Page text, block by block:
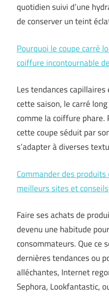
quotidien suivi d’une
de conserver un teint
Pourquoi le coupe carré
coiffure incontournable
Les tendances
cette saison, le carré
comme la coiffure
cette coupe séduit par
s’adapter à diverses
Commander des
meilleurs sites et conseils
Faire ses achats de
devenu une habitude
consommateurs. Que ce
dernières tendances ou
alléchantes, Internet
Sephora, Lookfantastic,